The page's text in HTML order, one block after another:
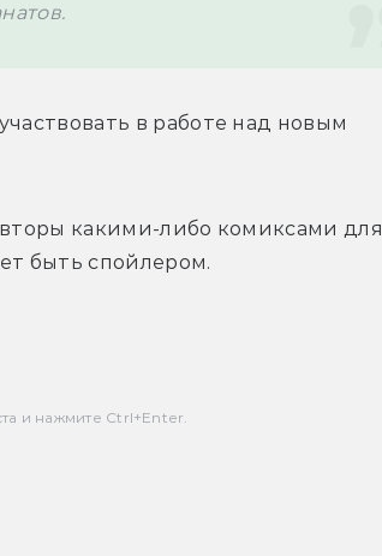
в работе над новым
какими-либо комиксами для
быть спойлером.
и нажмите Ctrl+Enter.